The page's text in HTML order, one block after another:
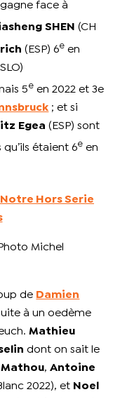
gagne face à
SHEN (CH
(ESP) 6e en
5e en 2022 et 3e
; et si
Egea (ESP) sont
qu’ils étaient 6e en
Notre Hors Serie
Michel
de Damien
à un oedème
Mathieu
dont on sait le
Mathou,Antoine
2022), et Noel